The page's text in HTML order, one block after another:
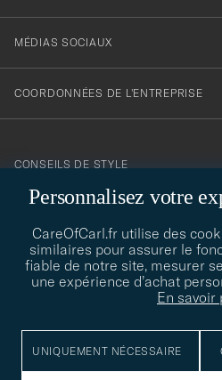
Personnalisez votre
CareOfCarl.fr utilise des
similaires pour assurer le
fiable de notre site, mesurer
une expérience d’achat
En savoir
UNIQUEMENT NÉCESSAIRE
MÉDIAS SOCIAUX
COORDONNÉES DE L'ENTREPRISE
CONSEILS DE STYLE
Besoin d'aide pour trouver votre
CONSEILS DE STYLE
© Care of Carl 2026